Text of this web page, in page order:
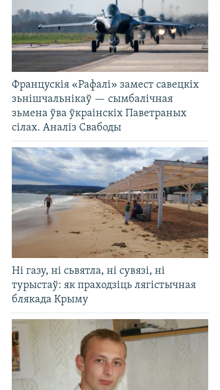
Францускія «Рафалі» замест савецкіх
зьнішчальнікаў — сымбалічная
зьмена ўва ўкраінскіх Паветраных
сілах. Аналіз Свабоды
Ні газу, ні сьвятла, ні сувязі, ні
турыстаў: як праходзіць лягістычная
блякада Крыму